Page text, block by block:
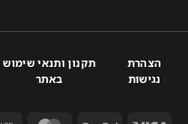
הצהרת
נגישות
תקנון ותנאי שימוש
באתר